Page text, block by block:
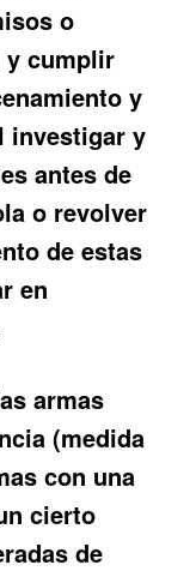
o
y cumplir
y
investigar y
antes de
o revolver
de estas
en
armas
(medida
con una
cierto
de